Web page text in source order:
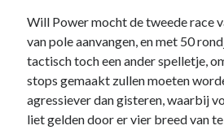
Will Power mocht de tweede race
van pole aanvangen, en met 50
tactisch toch een ander spelletje,
stops gemaakt zullen moeten
agressiever dan gisteren, waarbij
liet gelden door er vier breed van